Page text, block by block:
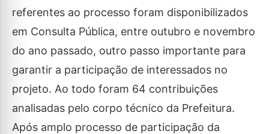
referentes ao processo foram disponibilizados
em Consulta Pública, entre outubro e novembro
do ano passado, outro passo importante para
garantir a participação de interessados no
projeto. Ao todo foram 64 contribuições
analisadas pelo corpo técnico da Prefeitura.
Após amplo processo de participação da